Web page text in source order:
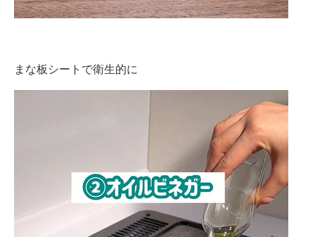
ちょっと気になるネットの話題
まな板シートで衛生的に